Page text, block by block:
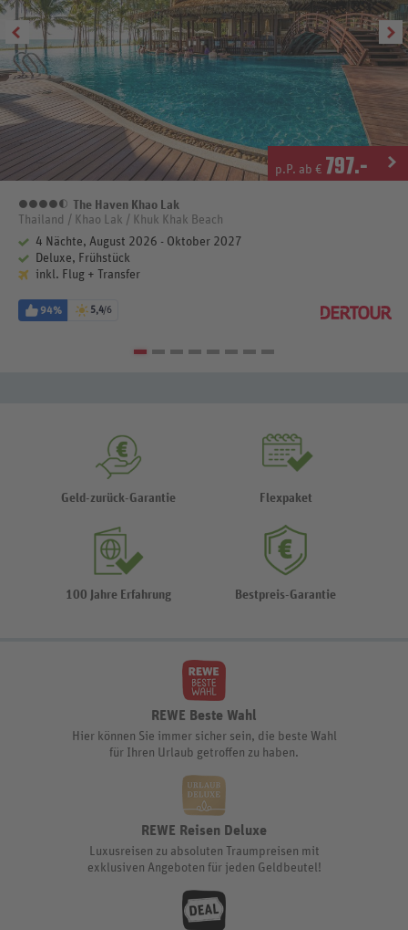
p.P. ab € 797.-
4,5 Sterne
The Haven Khao Lak
Thailand / Khao Lak / Khuk Khak Beach
4 Nächte, August 2026 - Oktober 2027
Deluxe, Frühstück
inkl. Flug + Transfer
94% 5,4/6
Geld-zurück-Garantie Flexpaket
100 Jahre Erfahrung Bestpreis-Garantie
REWE Beste Wahl
Hier können Sie immer sicher sein, die beste Wahl
für Ihren Urlaub getroffen zu haben.
REWE Reisen Deluxe
Luxusreisen zu absoluten Traumpreisen mit
exklusiven Angeboten für jeden Geldbeutel!